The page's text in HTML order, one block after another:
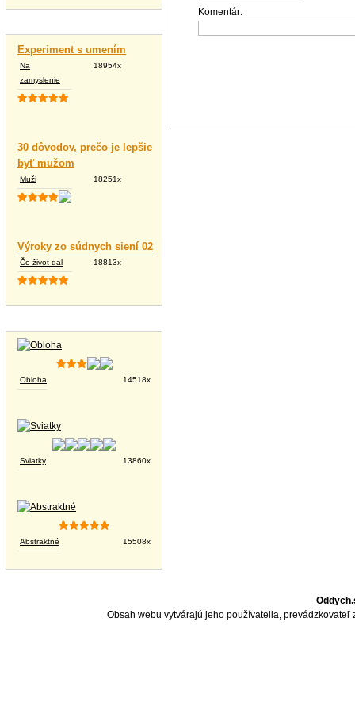
Experiment s umením
Na
zamyslenie
18954x
30 dôvodov, prečo je lepšie
byť mužom
Muži 18251x
Výroky zo súdnych siení 02
Čo život dal 18813x
Obloha 14518x
Sviatky 13860x
Abstraktné 15508x
Komentár:
Obsah webu vytvárajú jeho používatelia,